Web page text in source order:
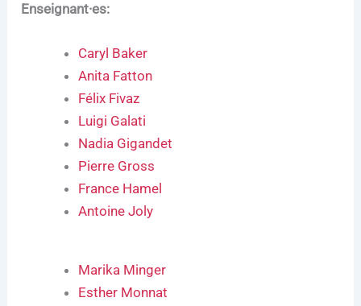
Enseignant·es:
Caryl Baker
Anita Fatton
Félix Fivaz
Luigi Galati
Nadia Gigandet
Pierre Gross
France Hamel
Antoine Joly
Marika Minger
Esther Monnat